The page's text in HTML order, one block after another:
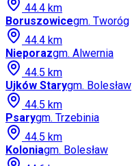
44.4 km
Boruszowicegm. Tworóg
44.4 km
Nieporazgm. Alwernia
44.5 km
Ujków Starygm. Bolesław
44.5 km
Psarygm. Trzebinia
44.5 km
Koloniagm. Bolesław